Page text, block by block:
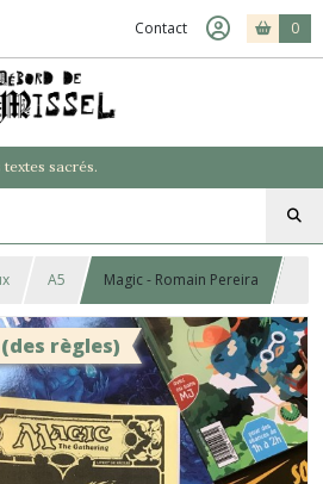
Contact 0
sacrés.
A5 Magic - Romain Pereira
règles)